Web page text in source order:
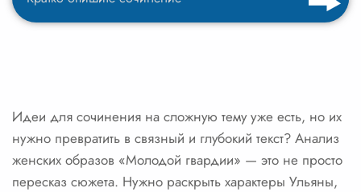
Идеи для сочинения на сложную тему уже есть, но их
нужно превратить в связный и глубокий текст? Анализ
женских образов «Молодой гвардии» — это не просто
пересказ сюжета. Нужно раскрыть характеры Ульяны,